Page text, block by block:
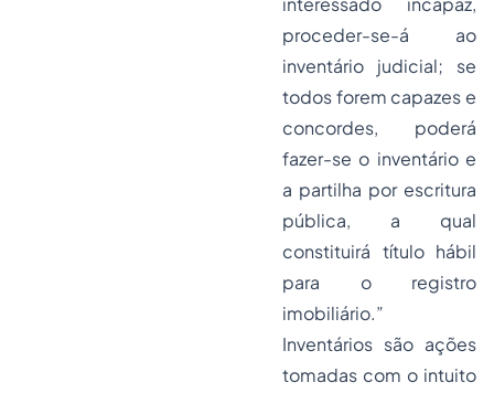
proceder-se-á ao
inventário judicial; se
todos forem capazes e
concordes, poderá
fazer-se o inventário e
a partilha por escritura
pública, a qual
constituirá título hábil
para o registro
imobiliário.”
Inventários são ações
tomadas com o intuito